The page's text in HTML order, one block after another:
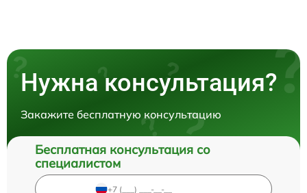
Нужна консультация?
Закажите бесплатную консультацию
Бесплатная консультация со
специалистом